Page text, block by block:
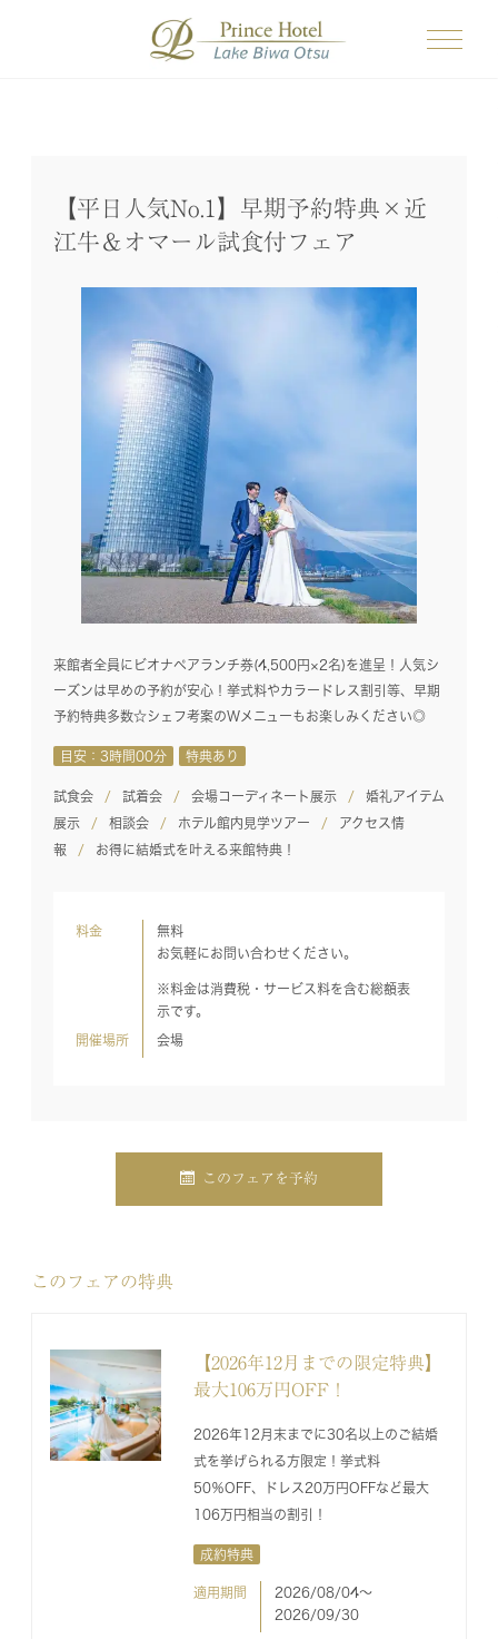
【平日人気No.1】早期予約特典×近
江牛＆オマール試食付フェア
来館者全員にビオナペアランチ券(4,500円×2名)を進呈！人気シ
ーズンは早めの予約が安心！挙式料やカラードレス割引等、早期
予約特典多数☆シェフ考案のWメニューもお楽しみください◎
目安：3時間00分 特典あり
試食会 試着会 会場コーディネート展示
婚礼アイテム
展示
相談会 ホテル館内見学ツアー
アクセス情
報
お得に結婚式を叶える来館特典！
料金
無料
お気軽にお問い合わせください。
※料金は消費税・サービス料を含む総額表
示です。
開催場所 会場
このフェアを予約
このフェアの特典
【2026年12月までの限定特典】
最大106万円OFF！
2026年12月末までに30名以上のご結婚
式を挙げられる方限定！挙式料
50％OFF、ドレス20万円OFFなど最大
106万円相当の割引！
成約特典
適用期間
2026/08/04〜
2026/09/30